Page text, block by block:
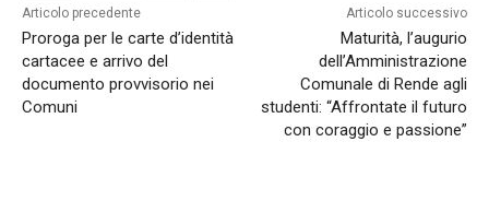
Articolo precedente
Proroga per le carte d’identità
cartacee e arrivo del
documento provvisorio nei
Comuni
Articolo successivo
Maturità, l’augurio
dell’Amministrazione
Comunale di Rende agli
studenti: “Affrontate il futuro
con coraggio e passione”